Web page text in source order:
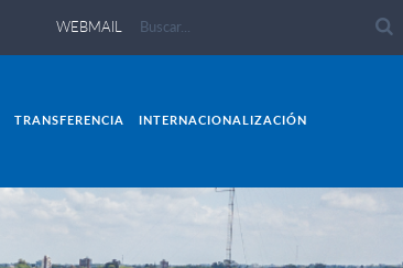
WEBMAIL
TRANSFERENCIA INTERNACIONALIZACIÓN